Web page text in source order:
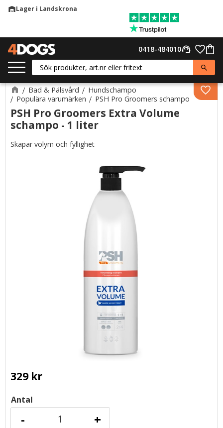
warehouseLager i Landskrona
support_agent
0418-484010
Bad & Pälsvård
Hundschampo
Populära varumärken
PSH Pro Groomers schampo
PSH Pro Groomers Extra Volume
schampo - 1 liter
Skapar volym och fyllighet
329kr
Antal
+
-